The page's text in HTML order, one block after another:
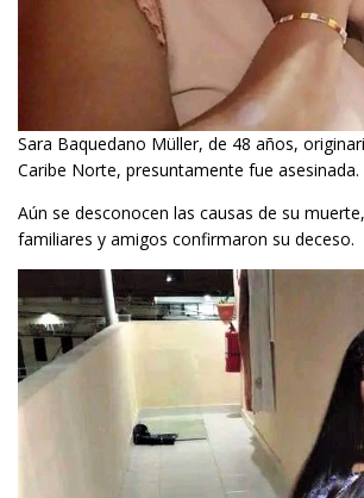
Sara Baquedano Müller, de 48 años,
Caribe Norte, presuntamente fue asesinada.
Aún se desconocen las causas de su
familiares y amigos confirmaron su deceso.